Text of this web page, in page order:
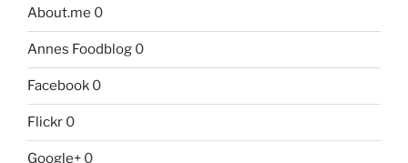
About.me 0
Annes Foodblog 0
Facebook 0
Flickr 0
Google+ 0